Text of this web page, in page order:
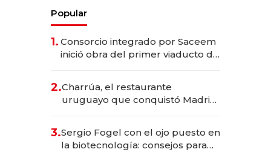
Popular
1. Consorcio integrado por Saceem
inició obra del primer viaducto de
millones
2.Charrúa, el restaurante
uruguayo que conquistó Madrid:
anticipación y prepara apertura
3.Sergio Fogel con el ojo puesto en
la biotecnología: consejos para